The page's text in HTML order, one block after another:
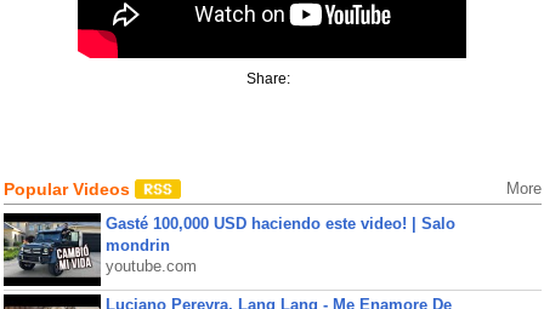
Share:
Popular Videos More
Gasté 100,000 USD haciendo este video! | Salo
mondrin
youtube.com
Luciano Pereyra, Lang Lang - Me Enamore De